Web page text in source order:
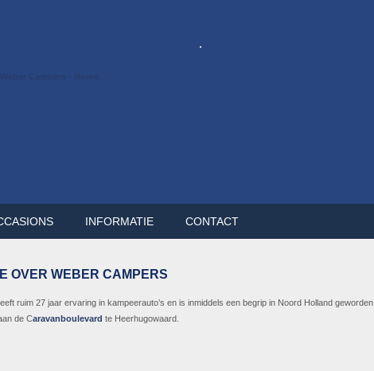
INFORMATIE CONTACT
OVER WEBER CAMPERS
ruim 27 jaar ervaring in kampeerauto’s en is inmiddels een begrip in Noord Holland geworden.
de Caravanboulevard te Heerhugowaard.